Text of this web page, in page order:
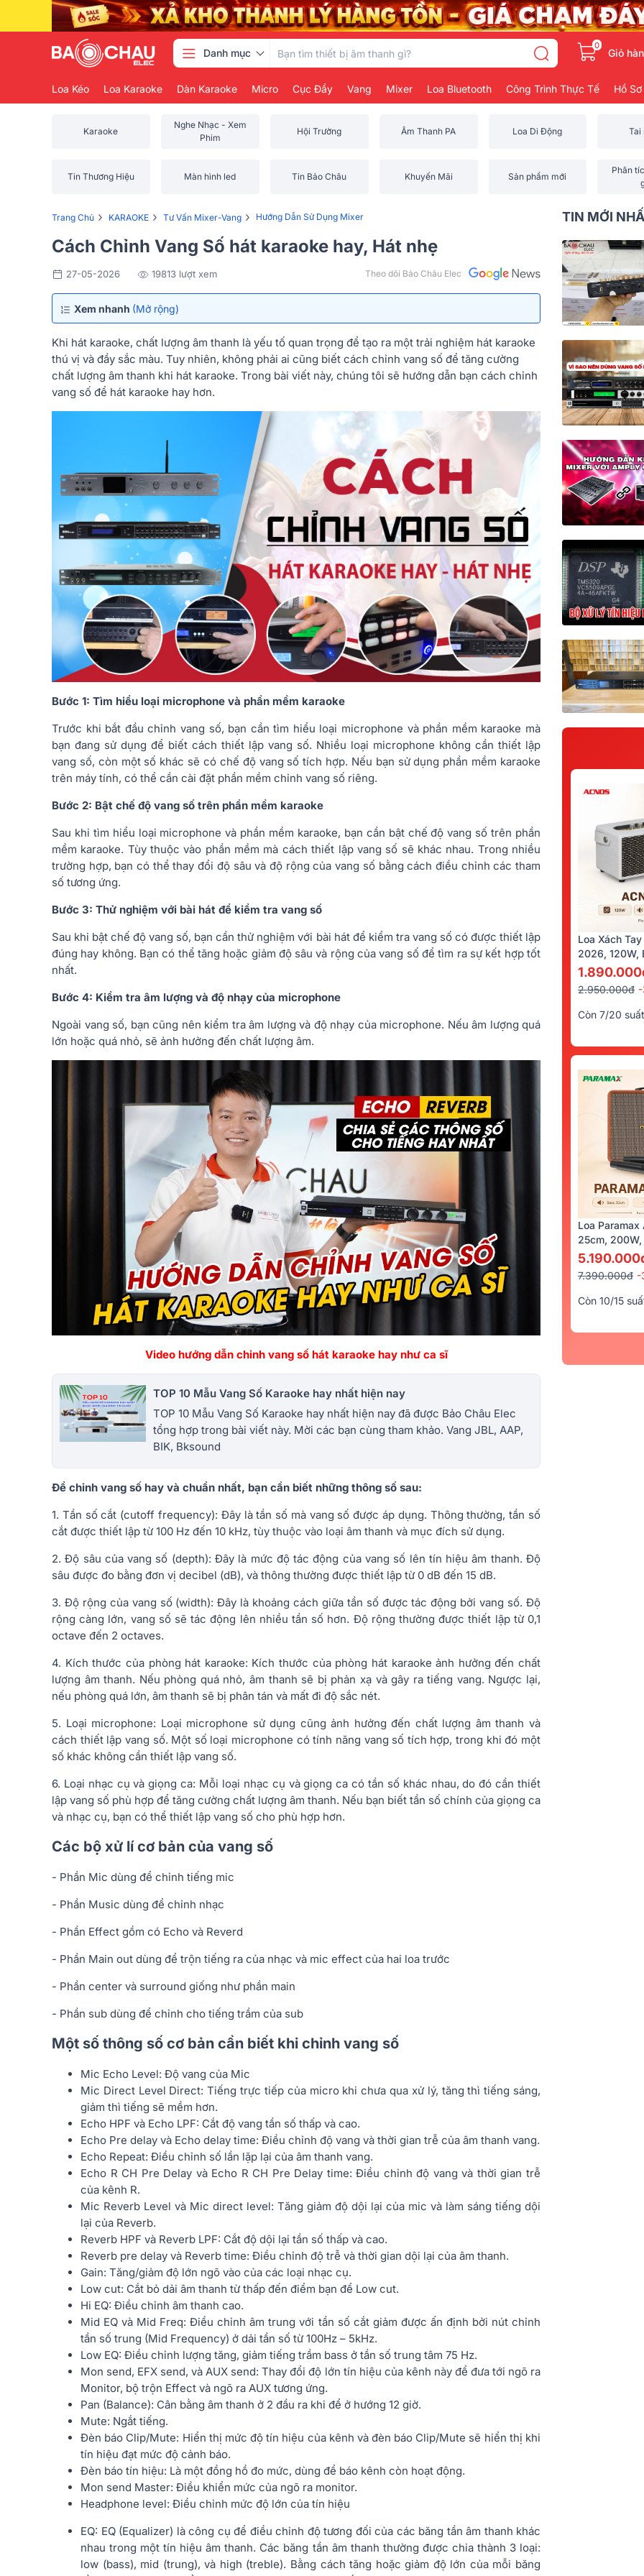
Danh mục
0
Giỏ
Loa Kéo Loa Karaoke Dàn Karaoke Micro Cục Đẩy Vang Mixer Loa Bluetooth Công Trình Thực Tế Hồ
Karaoke
Nghe Nhạc - Xem
Phim
Hội Trường Âm Thanh PA Loa Di Động Tai
Tin Thương Hiệu Màn hình led Tin Bảo Châu Khuyến Mãi Sản phẩm mới
Phân
Trang Chủ › KARAOKE › Tư Vấn Mixer-Vang › Hướng Dẫn Sử Dụng Mixer
Cách Chỉnh Vang Số hát karaoke hay, Hát nhẹ
27-05-2026 19813 lượt xem Theo dõi Bảo Châu Elec
Xem nhanh (Mở rộng)
Khi hát karaoke, chất lượng âm thanh là yếu tố quan trọng để tạo ra một trải nghiệm hát karaoke
thú vị và đầy sắc màu. Tuy nhiên, không phải ai cũng biết cách chỉnh vang số để tăng cường
chất lượng âm thanh khi hát karaoke. Trong bài viết này, chúng tôi sẽ hướng dẫn bạn cách chỉnh
vang số để hát karaoke hay hơn.
Bước 1: Tìm hiểu loại microphone và phần mềm karaoke
Trước khi bắt đầu chỉnh vang số, bạn cần tìm hiểu loại microphone và phần mềm karaoke mà
bạn đang sử dụng để biết cách thiết lập vang số. Nhiều loại microphone không cần thiết lập
vang số, còn một số khác sẽ có chế độ vang số tích hợp. Nếu bạn sử dụng phần mềm karaoke
trên máy tính, có thể cần cài đặt phần mềm chỉnh vang số riêng.
Bước 2: Bật chế độ vang số trên phần mềm karaoke
Sau khi tìm hiểu loại microphone và phần mềm karaoke, bạn cần bật chế độ vang số trên phần
mềm karaoke. Tùy thuộc vào phần mềm mà cách thiết lập vang số sẽ khác nhau. Trong nhiều
trường hợp, bạn có thể thay đổi độ sâu và độ rộng của vang số bằng cách điều chỉnh các tham
số tương ứng.
Bước 3: Thử nghiệm với bài hát để kiểm tra vang số
Sau khi bật chế độ vang số, bạn cần thử nghiệm với bài hát để kiểm tra vang số có được thiết lập
đúng hay không. Bạn có thể tăng hoặc giảm độ sâu và rộng của vang số để tìm ra sự kết hợp tốt
nhất.
Bước 4: Kiểm tra âm lượng và độ nhạy của microphone
Ngoài vang số, bạn cũng nên kiểm tra âm lượng và độ nhạy của microphone. Nếu âm lượng quá
lớn hoặc quá nhỏ, sẽ ảnh hưởng đến chất lượng âm.
Video hướng dẫn chỉnh vang số hát karaoke hay như ca sĩ
TOP 10 Mẫu Vang Số Karaoke hay nhất hiện nay
TOP 10 Mẫu Vang Số Karaoke hay nhất hiện nay đã được Bảo Châu Elec
tổng hợp trong bài viết này. Mời các bạn cùng tham khảo. Vang JBL, AAP,
BIK, Bksound
Để chỉnh vang số hay và chuẩn nhất, bạn cần biết những thông số sau:
1. Tần số cắt (cutoff frequency): Đây là tần số mà vang số được áp dụng. Thông thường, tần số
cắt được thiết lập từ 100 Hz đến 10 kHz, tùy thuộc vào loại âm thanh và mục đích sử dụng.
2. Độ sâu của vang số (depth): Đây là mức độ tác động của vang số lên tín hiệu âm thanh. Độ
sâu được đo bằng đơn vị decibel (dB), và thông thường được thiết lập từ 0 dB đến 15 dB.
3. Độ rộng của vang số (width): Đây là khoảng cách giữa tần số được tác động bởi vang số. Độ
rộng càng lớn, vang số sẽ tác động lên nhiều tần số hơn. Độ rộng thường được thiết lập từ 0,1
octave đến 2 octaves.
4. Kích thước của phòng hát karaoke: Kích thước của phòng hát karaoke ảnh hưởng đến chất
lượng âm thanh. Nếu phòng quá nhỏ, âm thanh sẽ bị phản xạ và gây ra tiếng vang. Ngược lại,
nếu phòng quá lớn, âm thanh sẽ bị phân tán và mất đi độ sắc nét.
5. Loại microphone: Loại microphone sử dụng cũng ảnh hưởng đến chất lượng âm thanh và
cách thiết lập vang số. Một số loại microphone có tính năng vang số tích hợp, trong khi đó một
số khác không cần thiết lập vang số.
6. Loại nhạc cụ và giọng ca: Mỗi loại nhạc cụ và giọng ca có tần số khác nhau, do đó cần thiết
lập vang số phù hợp để tăng cường chất lượng âm thanh. Nếu bạn biết tần số chính của giọng ca
và nhạc cụ, bạn có thể thiết lập vang số cho phù hợp hơn.
Các bộ xử lí cơ bản của vang số
- Phần Mic dùng để chỉnh tiếng mic
- Phần Music dùng để chỉnh nhạc
- Phần Effect gồm có Echo và Reverd
- Phần Main out dùng để trộn tiếng ra của nhạc và mic effect của hai loa trước
- Phần center và surround giống như phần main
- Phần sub dùng để chỉnh cho tiếng trầm của sub
Một số thông số cơ bản cần biết khi chỉnh vang số
Mic Echo Level: Độ vang của Mic
Mic Direct Level Direct: Tiếng trực tiếp của micro khi chưa qua xử lý, tăng thì tiếng sáng,
giảm thì tiếng sẽ mềm hơn.
Echo HPF và Echo LPF: Cắt độ vang tần số thấp và cao.
Echo Pre delay và Echo delay time: Điều chỉnh độ vang và thời gian trễ của âm thanh vang.
Echo Repeat: Điều chỉnh số lần lặp lại của âm thanh vang.
Echo R CH Pre Delay và Echo R CH Pre Delay time: Điều chỉnh độ vang và thời gian trễ
của kênh R.
Mic Reverb Level và Mic direct level: Tăng giảm độ dội lại của mic và làm sáng tiếng dội
lại của Reverb.
Reverb HPF và Reverb LPF: Cắt độ dội lại tần số thấp và cao.
Reverb pre delay và Reverb time: Điều chỉnh độ trễ và thời gian dội lại của âm thanh.
Gain: Tăng/giảm độ lớn ngõ vào của các loại nhạc cụ.
Low cut: Cắt bỏ dải âm thanh từ thấp đến điểm bạn để Low cut.
Hi EQ: Điều chỉnh âm thanh cao.
Mid EQ và Mid Freq: Điều chỉnh âm trung với tần số cắt giảm được ấn định bởi nút chỉnh
tần số trung (Mid Frequency) ở dải tần số từ 100Hz – 5kHz.
Low EQ: Điều chỉnh lượng tăng, giảm tiếng trầm bass ở tần số trung tâm 75 Hz.
Mon send, EFX send, và AUX send: Thay đổi độ lớn tín hiệu của kênh này để đưa tới ngõ ra
Monitor, bộ trộn Effect và ngõ ra AUX tương ứng.
Pan (Balance): Cân bằng âm thanh ở 2 đầu ra khi để ở hướng 12 giờ.
Mute: Ngắt tiếng.
Đèn báo Clip/Mute: Hiển thị mức độ tín hiệu của kênh và đèn báo Clip/Mute sẽ hiển thị khi
tín hiệu đạt mức độ cảnh báo.
Đèn báo tín hiệu: Là một đồng hồ đo mức, dùng để báo kênh còn hoạt động.
Mon send Master: Điều khiển mức của ngõ ra monitor.
Headphone level: Điều chỉnh mức độ lớn của tín hiệu
EQ: EQ (Equalizer) là công cụ để điều chỉnh độ tương đối của các băng tần âm thanh khác
nhau trong một tín hiệu âm thanh. Các băng tần âm thanh thường được chia thành 3 loại:
low (bass), mid (trung), và high (treble). Bằng cách tăng hoặc giảm độ lớn của mỗi băng
TIN MỚI
Loa Xách
2026, 120W,
Kèm 2 Tay
2.950.000đ
Còn 7/20 suất
Loa
25cm,
7.390.000đ -
Còn 10/15